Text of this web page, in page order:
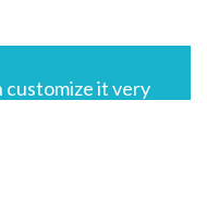
customize it very